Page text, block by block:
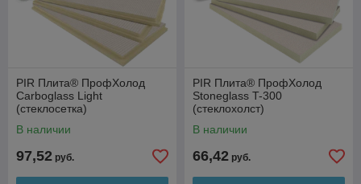
PIR Плита® ПрофХолод
Carboglass Light
(стеклосетка)
В наличии
97,52 руб.
PIR Плита® ПрофХолод
Stoneglass T-300
(стеклохолст)
В наличии
66,42 руб.